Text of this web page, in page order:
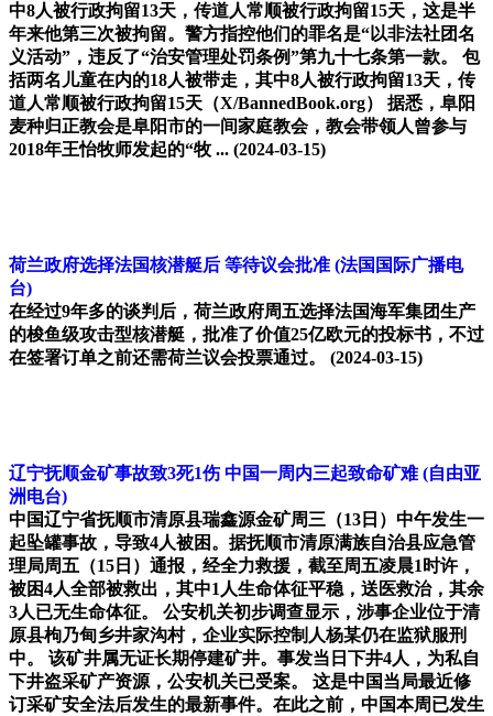
中8人被行政拘留13天，传道人常顺被行政拘留15天，这是半
年来他第三次被拘留。警方指控他们的罪名是“以非法社团名
义活动”，违反了“治安管理处罚条例”第九十七条第一款。 包
括两名儿童在内的18人被带走，其中8人被行政拘留13天，传
道人常顺被行政拘留15天（X/BannedBook.org） 据悉，阜阳
麦种归正教会是阜阳市的一间家庭教会，教会带领人曾参与
2018年王怡牧师发起的“牧 ... (2024-03-15)
荷兰政府选择法国核潜艇后 等待议会批准 (法国国际广播电
台)
在经过9年多的谈判后，荷兰政府周五选择法国海军集团生产
的梭鱼级攻击型核潜艇，批准了价值25亿欧元的投标书，不过
在签署订单之前还需荷兰议会投票通过。 (2024-03-15)
辽宁抚顺金矿事故致3死1伤 中国一周内三起致命矿难 (自由亚
洲电台)
中国辽宁省抚顺市清原县瑞鑫源金矿周三（13日）中午发生一
起坠罐事故，导致4人被困。据抚顺市清原满族自治县应急管
理局周五（15日）通报，经全力救援，截至周五凌晨1时许，
被困4人全部被救出，其中1人生命体征平稳，送医救治，其余
3人已无生命体征。 公安机关初步调查显示，涉事企业位于清
原县枸乃甸乡井家沟村，企业实际控制人杨某仍在监狱服刑
中。 该矿井属无证长期停建矿井。事发当日下井4人，为私自
下井盗采矿产资源，公安机关已受案。 这是中国当局最近修
订采矿安全法后发生的最新事件。在此之前，中国本周已发生